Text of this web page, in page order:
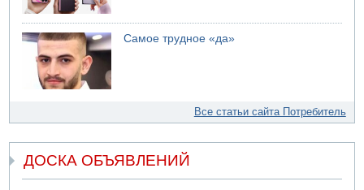
Самое трудное «да»
Все статьи сайта Потребитель
ДОСКА ОБЪЯВЛЕНИЙ